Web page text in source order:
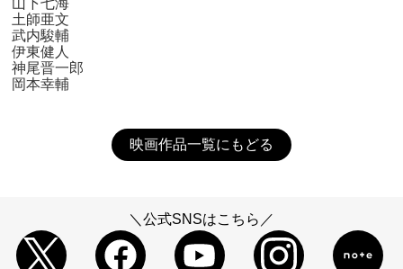
土師亜文
武内駿輔
伊東健人
神尾晋一郎
岡本幸輔
映画作品一覧にもどる
＼公式SNSはこちら／